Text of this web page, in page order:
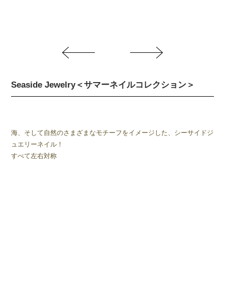
Seaside Jewelry＜サマーネイルコレクション＞
海、そして自然のさまざまなモチーフをイメージした、シーサイドジ
ュエリーネイル！
すべて左右対称